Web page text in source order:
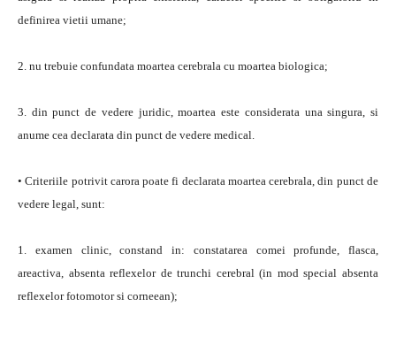
definirea vietii umane;
2. nu trebuie confundata moartea cerebrala cu moartea biologica;
3. din punct de vedere juridic, moartea este considerata una singura, si
anume cea declarata din punct de vedere medical.
• Criteriile potrivit carora poate fi declarata moartea cerebrala, din punct de
vedere legal, sunt:
1. examen clinic, constand in: constatarea comei profunde, flasca,
areactiva, absenta reflexelor de trunchi cerebral (in mod special absenta
reflexelor fotomotor si corneean);